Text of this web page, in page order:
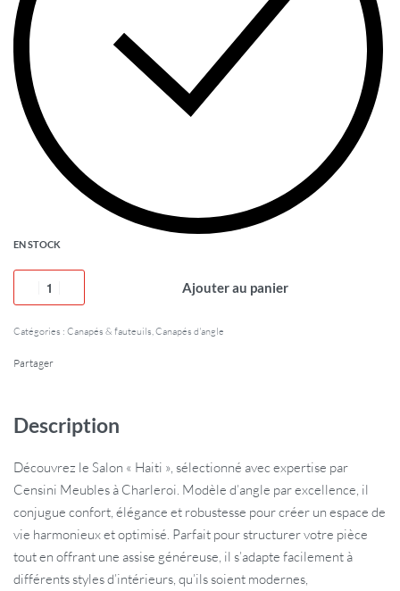
EN STOCK
Ajouter au panier
Catégories : Canapés & fauteuils,Canapés d'angle
Partager
Description
Découvrez le Salon « Haiti », sélectionné avec expertise par
Censini Meubles à Charleroi. Modèle d’angle par excellence, il
conjugue confort, élégance et robustesse pour créer un espace de
vie harmonieux et optimisé. Parfait pour structurer votre pièce
tout en offrant une assise généreuse, il s’adapte facilement à
différents styles d’intérieurs, qu’ils soient modernes,